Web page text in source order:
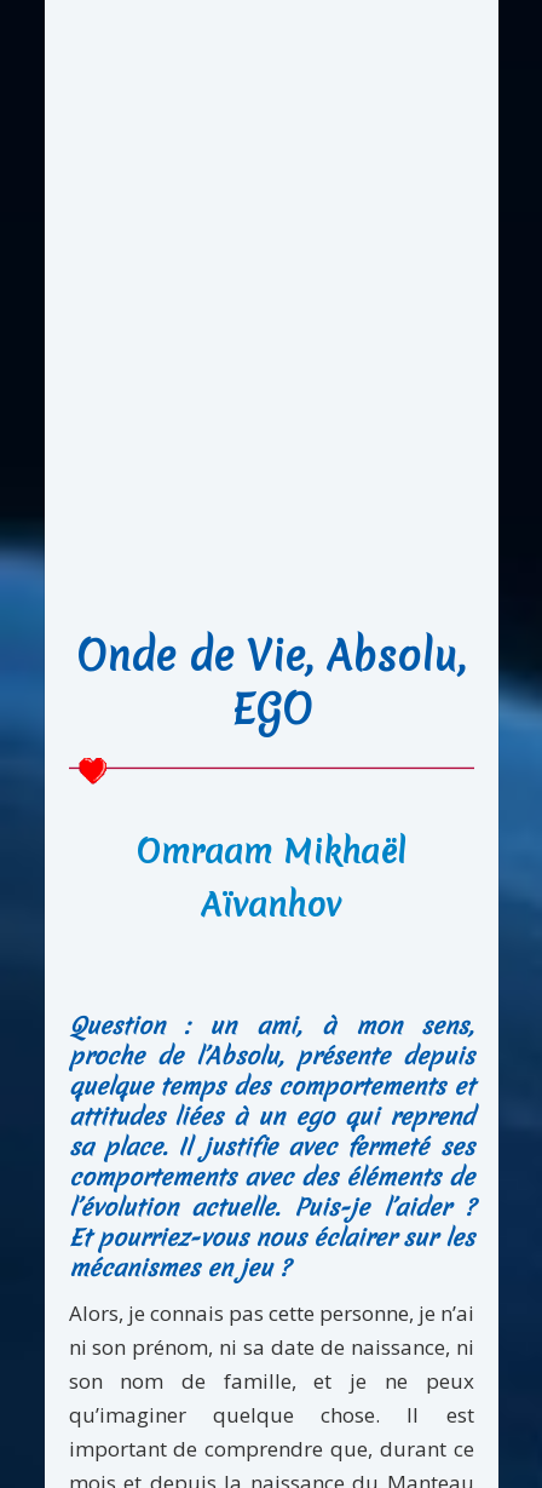
Onde de Vie, Absolu,
EGO
Omraam Mikhaël
Aïvanhov
Question : un ami, à mon sens,
proche de l’Absolu, présente depuis
quelque temps des comportements et
attitudes liées à un ego qui reprend
sa place. Il justifie avec fermeté ses
comportements avec des éléments de
l’évolution actuelle. Puis-je l’aider ?
Et pourriez-vous nous éclairer sur les
mécanismes en jeu ?
Alors, je connais pas cette personne, je n’ai
ni son prénom, ni sa date de naissance, ni
son nom de famille, et je ne peux
qu’imaginer quelque chose. Il est
important de comprendre que, durant ce
mois et depuis la naissance du Manteau